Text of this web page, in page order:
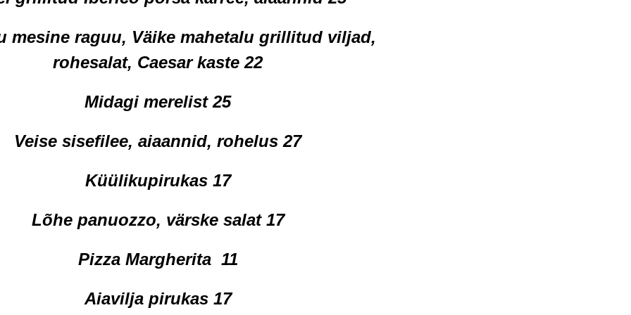
mesine raguu, Väike mahetalu grillitud viljad,
rohesalat, Caesar kaste 22
Midagi merelist 25
Veise sisefilee, aiaannid, rohelus 27
Küülikupirukas 17
Lõhe panuozzo, värske salat 17
Pizza Margherita 11
Aiavilja pirukas 17